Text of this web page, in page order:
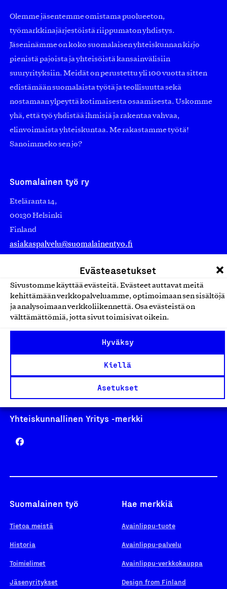
Evästeasetukset
Sivustomme käyttää evästeitä. Evästeet auttavat meitä
kehittämään verkkopalveluamme, optimoimaan sen sisältöjä
ja analysoimaan verkkoliikennettä. Osa evästeistä on
välttämättömiä, jotta sivut toimisivat oikein.
Hyväksy
Kiellä
Asetukset
Olemme jäsentemme omistama puolueeton,
työmarkkinajärjestöistä riippumaton yhdistys.
Jäseninämme on koko suomalaisen yhteiskunnan kirjo
pienistä pajoista ja yhteisöistä kansainvälisiin
suuryrityksiin. Meidät on perustettu yli 100 vuotta sitten
edistämään suomalaista työtä ja teollisuutta sekä
nostamaan ylpeyttä kotimaisesta osaamisesta. Uskomme
yhä, että työ yhdistää ihmisiä ja rakentaa vahvaa,
elinvoimaista yhteiskuntaa. Me rakastamme työtä!
Sanoimmeko sen jo?
Suomalainen työ ry
Eteläranta 14,
00130 Helsinki
Finland
asiakaspalvelu@suomalainentyo.fi
Avainlippu
Yhteiskunnallinen Yritys -merkki
Suomalainen työ
Tietoa meistä
Historia
Toimielimet
Jäsenyritykset
Hae merkkiä
Avainlippu-tuote
Avainlippu-palvelu
Avainlippu-verkkokauppa
Design from Finland